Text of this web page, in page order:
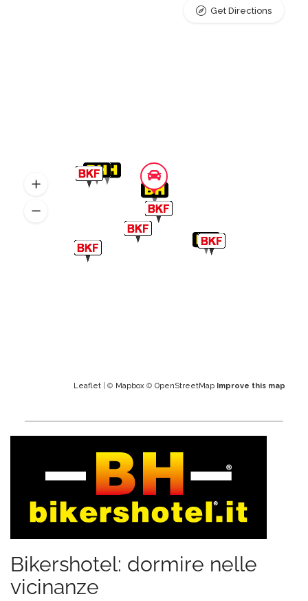
Leaflet | © Mapbox © OpenStreetMap Improve this map
Get Directions
Bikershotel: dormire nelle
vicinanze